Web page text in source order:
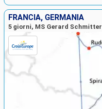
FRANCIA, GERMANIA
5 giorni, MS Gerard Schmitter